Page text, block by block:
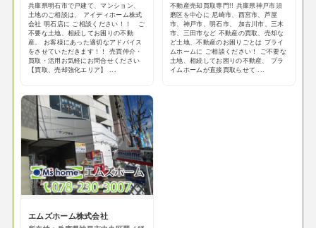
兵庫県明石市で戸建て、マンション、
土地のご相談は、 アイディホーム株式
会社 明石店に ご相談ください！！ ご
不要な土地、相続してお困りの不動
産、 お客様にあった適切なアドバイス
をさせていただきます！！ 売買仲介・
買取・活用お気軽にお問合せください
【買取、売却強化エリア】 ...
不動産売却買取専門!! 兵庫県神戸市須
磨区を中心に 尼崎市、西宮市、芦屋
市、神戸市、明石市、 加古川市、三木
市、三田市など 不動産の買取、売却な
ど土地、不動産のお困りごとは プライ
ムホームに ご相談ください！ ご不要な
土地、相続してお困りの不動産、 プラ
イムホームが直接買取らせて ...
エムズホーム株式会社